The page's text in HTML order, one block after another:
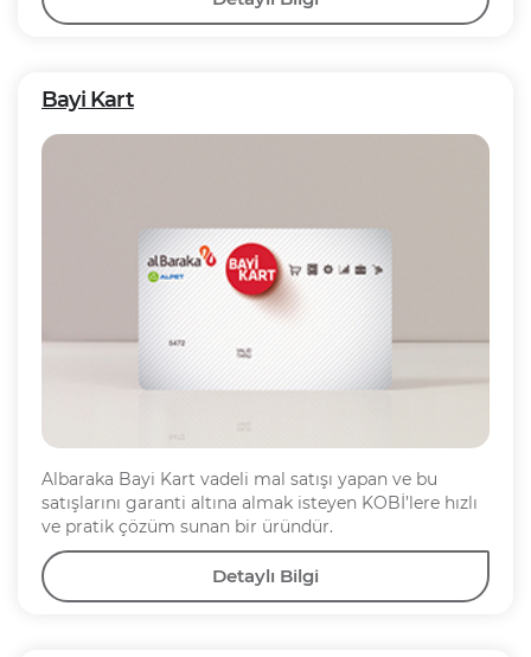
Bayi Kart
Albaraka Bayi Kart vadeli mal satışı yapan ve bu
satışlarını garanti altına almak isteyen KOBİ’lere hızlı
ve pratik çözüm sunan bir üründür.
Detaylı Bilgi